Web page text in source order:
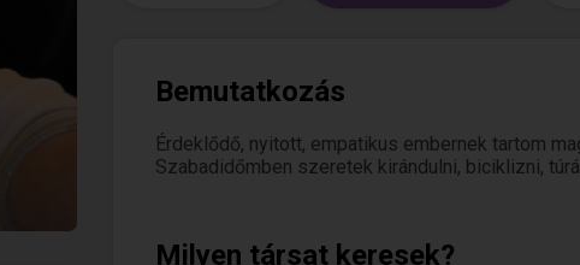
Bemutatkozás
Érdeklődő, nyitott, empatikus embernek tartom
Szabadidőmben szeretek kirándulni, biciklizni,
Milyen társat keresek?